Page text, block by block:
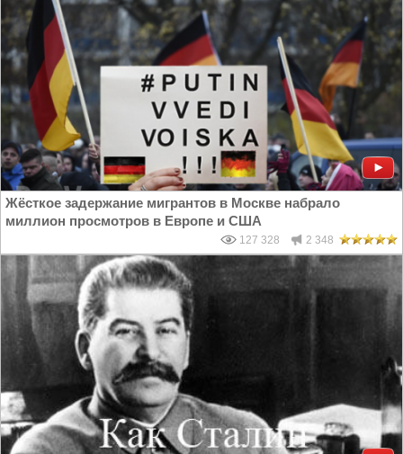
Жёсткое задержание мигрантов в Москве набрало
миллион просмотров в Европе и США
127 328 2 348